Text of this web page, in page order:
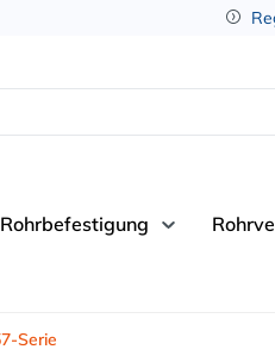
Rohrbefestigung
Serie